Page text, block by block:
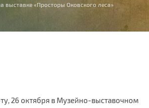
выставке «Просторы Оковского леса»
26 октября в Музейно-выставочном